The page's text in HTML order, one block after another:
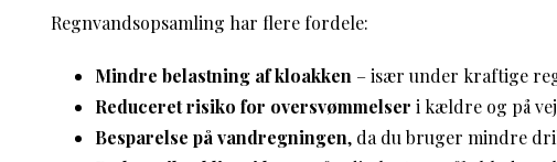
Regnvandsopsamling har flere fordele:
Mindre belastning af kloakken – især under kraftige
Reduceret risiko for oversvømmelser i kældre og på
Besparelse på vandregningen, da du bruger mindre